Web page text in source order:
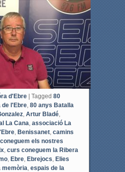
b
o
t
e
r
d'Ebre | Tagged 80
l'Ebre, 80 anys Batalla
, Artur Bladé,
La Cana associació La
, Benissanet, camins
coneguem els nostres
, curs coneguem la Ribera
, Ebre, Ebrejocs Elies
memòria espais de la